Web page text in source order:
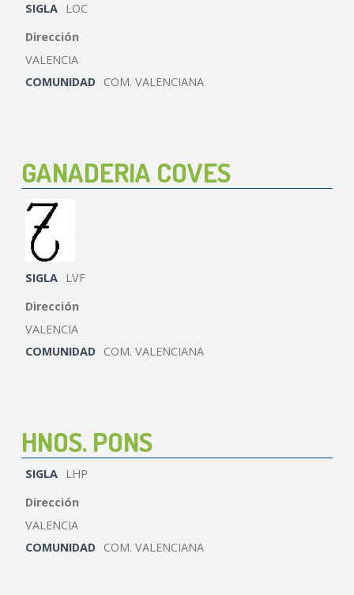
SIGLA LOC
Dirección
VALENCIA
COMUNIDAD COM. VALENCIANA
GANADERIA COVES
SIGLA LVF
Dirección
VALENCIA
COMUNIDAD COM. VALENCIANA
HNOS. PONS
SIGLA LHP
Dirección
VALENCIA
COMUNIDAD COM. VALENCIANA